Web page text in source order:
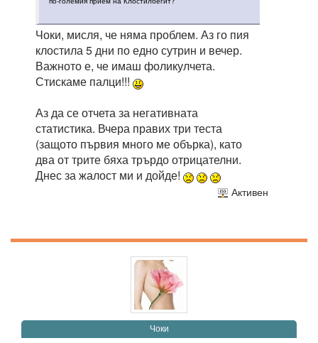
Чоки, мисля, че няма проблем. Аз го пия
клостила 5 дни по едно сутрин и вечер.
Важното е, че имаш фоликулчета.
Стискаме палци!!!
Аз да се отчета за негативната
статистика. Вчера правих три теста
(защото първия много ме обърка), като
два от трите бяха трърдо отрицателни.
Днес за жалост ми и дойде!
Активен
Чоки